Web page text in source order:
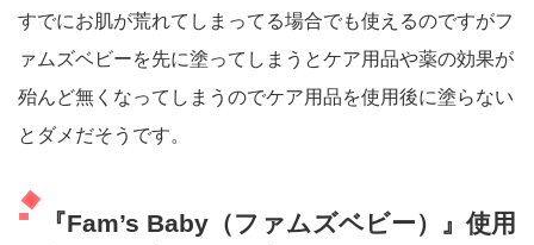
すでにお肌が荒れてしまってる場合でも使えるのですがフ
ァムズベビーを先に塗ってしまうとケア用品や薬の効果が
殆んど無くなってしまうのでケア用品を使用後に塗らない
とダメだそうです。
『Fam’s Baby（ファムズベビー）』使用